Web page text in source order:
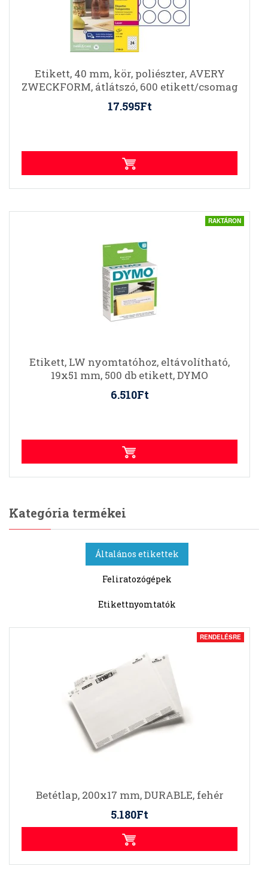
Etikett, 40 mm, kör, poliészter, AVERY
ZWECKFORM, átlátszó, 600 etikett/csomag
17.595Ft
RAKTÁRON
Etikett, LW nyomtatóhoz, eltávolítható,
19x51 mm, 500 db etikett, DYMO
6.510Ft
Kategória termékei
Általános etikettek
Feliratozógépek
Etikettnyomtatók
RENDELÉSRE
Betétlap, 200x17 mm, DURABLE, fehér
5.180Ft